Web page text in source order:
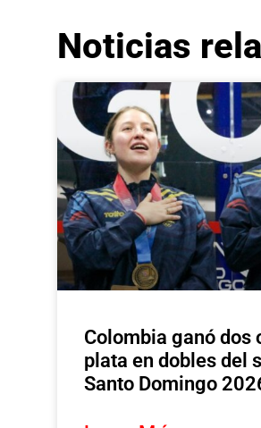
Noticias
Colombia ganó dos
plata en dobles del
Santo Domingo